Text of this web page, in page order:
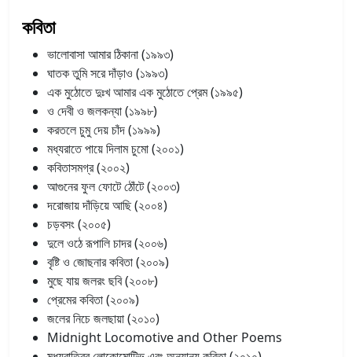
কবিতা
ভালোবাসা আমার ঠিকানা (১৯৯৩)
ঘাতক তুমি সরে দাঁড়াও (১৯৯৩)
এক মুঠোতে দুঃখ আমার এক মুঠোতে প্রেম (১৯৯৫)
ও দেবী ও জলকন্যা (১৯৯৮)
করতলে চুমু দেয় চাঁদ (১৯৯৯)
মধ্যরাতে পায়ে দিলাম চুমো (২০০১)
কবিতাসমগ্র (২০০২)
আগুনের ফুল ফোটে ঠোঁটে (২০০৩)
দরোজায় দাঁড়িয়ে আছি (২০০৪)
চড়বসং (২০০৫)
দুলে ওঠে রূপালি চাদর (২০০৬)
বৃষ্টি ও জোছনার কবিতা (২০০৯)
মুছে যায় জলরং ছবি (২০০৮)
প্রেমের কবিতা (২০০৯)
জলের নিচে জলছায়া (২০১০)
Midnight Locomotive and Other Poems